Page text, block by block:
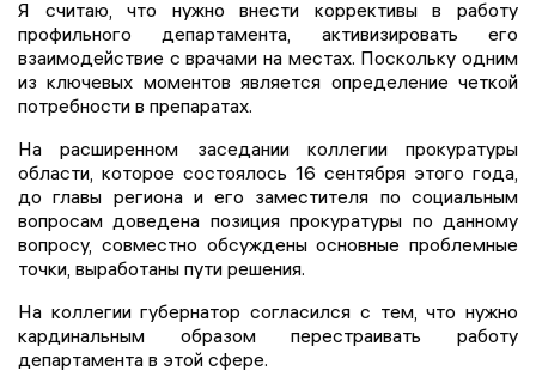
Я считаю, что нужно внести коррективы в работу
профильного департамента, активизировать его
взаимодействие с врачами на местах. Поскольку одним
из ключевых моментов является определение четкой
потребности в препаратах.
На расширенном заседании коллегии прокуратуры
области, которое состоялось 16 сентября этого года,
до главы региона и его заместителя по социальным
вопросам доведена позиция прокуратуры по данному
вопросу, совместно обсуждены основные проблемные
точки, выработаны пути решения.
На коллегии губернатор согласился с тем, что нужно
кардинальным образом перестраивать работу
департамента в этой сфере.